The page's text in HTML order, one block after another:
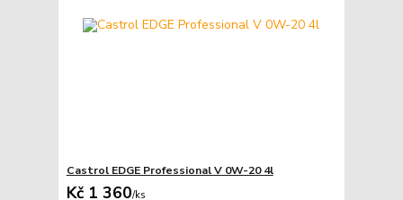
Castrol EDGE Professional V 0W-20 4l
Kč 1 360/ks